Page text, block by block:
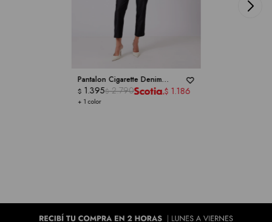
Pantalon Cigarette Denim
Stretch -ZAC & RACHEL
+ 1 color
$ 1.395$ 2.790 $ 1.186